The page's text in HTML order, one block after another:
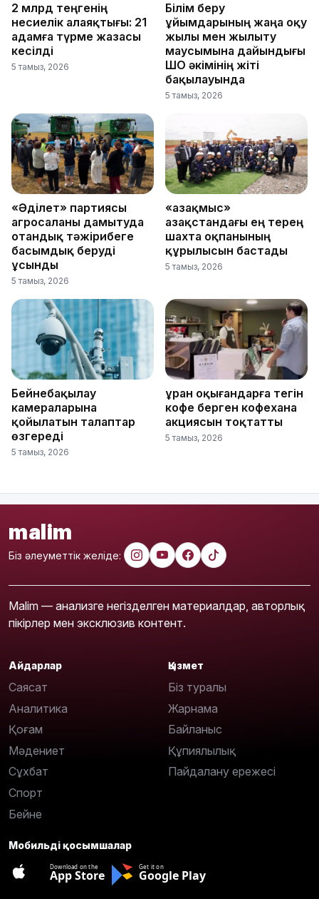
2 млрд теңгенің
несиелік алаяқтығы: 21
адамға түрме жазасы
кесілді
5 тамыз, 2026
Білім беру
ұйымдарының жаңа оқу
жылы мен жылыту
маусымына дайындығы
ШҚО әкімінің жіті
бақылауында
5 тамыз, 2026
«Әділет» партиясы
агросаланы дамытуда
отандық тәжірибеге
басымдық беруді
ұсынды
5 тамыз, 2026
«Қазақмыс»
Қазақстандағы ең терең
шахта оқпанының
құрылысын бастады
5 тамыз, 2026
Бейнебақылау
камераларына
қойылатын талаптар
өзгереді
5 тамыз, 2026
Құран оқығандарға тегін
кофе берген кофехана
акциясын тоқтатты
5 тамыз, 2026
malim
Біз әлеуметтік желіде:
Malim — анализге негізделген материалдар, авторлық
пікірлер мен эксклюзив контент.
Айдарлар
Саясат
Аналитика
Қоғам
Мәдениет
Сұхбат
Спорт
Бейне
Қызмет
Біз туралы
Жарнама
Байланыс
Құпиялылық
Пайдалану ережесі
Мобильді қосымшалар
Download on the
App Store
Get it on
Google Play